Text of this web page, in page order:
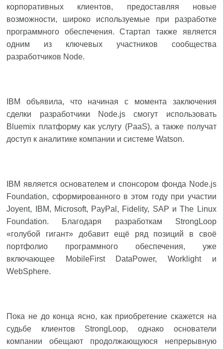
корпоративных клиентов, предоставляя новые
возможности, широко используемые при разработке
программного обеспечения. Стартап также является
одним из ключевых участников сообщества
разработчиков Node.
IBM объявила, что начиная с момента заключения
сделки разработчики Node.js смогут использовать
Bluemix платформу как услугу (PaaS), а также получат
доступ к аналитике компании и системе Watson.
IBM является основателем и спонсором фонда Node.js
Foundation, сформированного в этом году при участии
Joyent, IBM, Microsoft, PayPal, Fidelity, SAP и The Linux
Foundation. Благодаря разработкам StrongLoop
«голубой гигант» добавит ещё ряд позиций в своё
портфолио программного обеспечения, уже
включающее MobileFirst DataPower, Worklight и
WebSphere.
Пока не до конца ясно, как приобретение скажется на
судьбе клиентов StrongLoop, однако основатели
компании обещают продолжающуюся непрерывную